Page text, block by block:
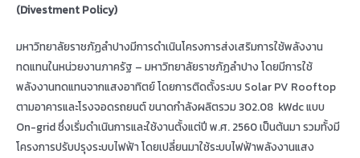
(Divestment Policy)
มหาวิทยาลัยราชภัฏลำปางมีการดำเนินโครงการส่งเสริมการใช้พลังงาน
ทดแทนในหน่วยงานภาครัฐ – มหาวิทยาลัยราชภัฏลำปาง โดยมีการใช้
พลังงานทดแทนจากแสงอาทิตย์ โดยการติดตั้งระบบ Solar PV Rooftop
ตามอาคารและโรงจอดรถยนต์ ขนาดกำลังผลิตรวม 302.08 kWdc แบบ
On-grid ซึ่งเริ่มดำเนินการและใช้งานตั้งแต่ปี พ.ศ. 2560 เป็นต้นมา รวมทั้งมี
โครงการปรับปรุงระบบไฟฟ้า โดยเปลี่ยนมาใช้ระบบไฟฟ้าพลังงานแสง